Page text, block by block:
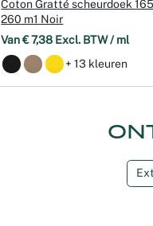
Coton Gratté scheurdoek
260 m1 Noir
Van € 7,38 Excl. BTW / ml
+ 13 kleuren